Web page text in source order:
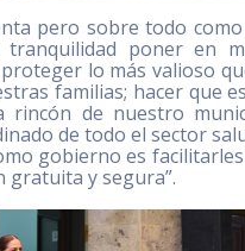
pero sobre todo como
tranquilidad poner en
lo más valioso
familias; hacer que
rincón de nuestro
de todo el sector
gobierno es facilitarles
gratuita y segura”.